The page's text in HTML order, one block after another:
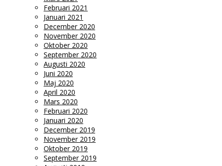
Februari 2021
Januari 2021
December 2020
November 2020
Oktober 2020
September 2020
Augusti 2020
Juni 2020
Maj 2020
April 2020
Mars 2020
Februari 2020
Januari 2020
December 2019
November 2019
Oktober 2019
September 2019